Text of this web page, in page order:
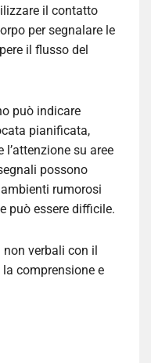
il contatto
per segnalare le
il flusso del
può indicare
pianificata,
su aree
possono
rumorosi
può essere difficile.
verbali con il
comprensione e